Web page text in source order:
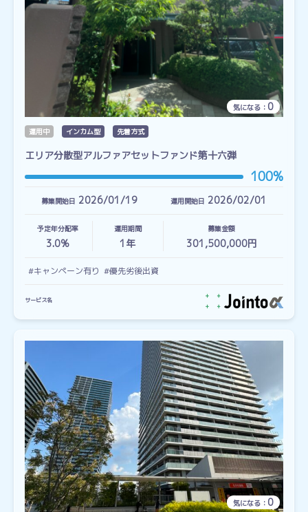
気になる： 0
運用中 インカム型 先着方式
エリア分散型アルファアセットファンド第十六弾
100%
募集開始日 2026/01/19 運用開始日 2026/02/01
予定年分配率
3.0%
運用期間
1 年
募集金額
301,500,000円
#キャンペーン有り #優先劣後出資
サービス名
気になる： 0